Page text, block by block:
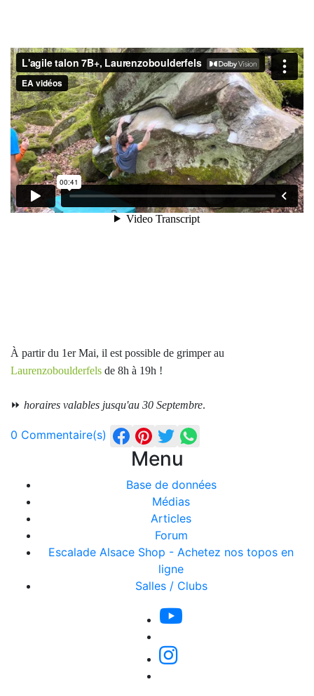
À partir du 1er Mai, il est possible de grimper au
Laurenzoboulderfels de 8h à 19h !
⏩ horaires valables jusqu'au 30 Septembre.
0 Commentaire(s)
Menu
Base de données
Médias
Articles
Forum
Escalade Alsace Shop - Achetez nos topos en
ligne
Salles / Clubs